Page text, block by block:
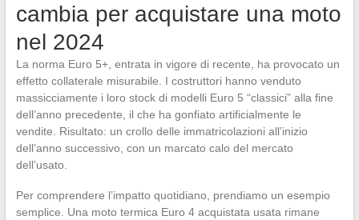
cambia per acquistare una moto
nel 2024
La norma Euro 5+, entrata in vigore di recente, ha provocato un
effetto collaterale misurabile. I costruttori hanno venduto
massicciamente i loro stock di modelli Euro 5 “classici” alla fine
dell’anno precedente, il che ha gonfiato artificialmente le
vendite. Risultato: un crollo delle immatricolazioni all’inizio
dell’anno successivo, con un marcato calo del mercato
dell’usato.
Per comprendere l’impatto quotidiano, prendiamo un esempio
semplice. Una moto termica Euro 4 acquistata usata rimane